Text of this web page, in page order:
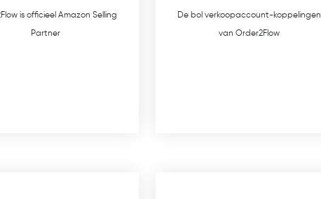
is officieel Amazon Selling
Partner
De bol verkoopaccount-koppelingen
van Order2Flow